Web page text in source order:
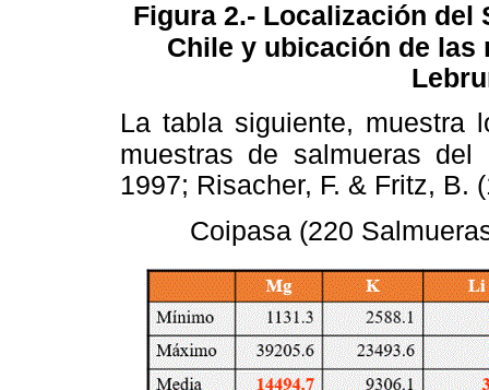
Figura 2.- Localización del
Chile y ubicación de las
La tabla siguiente, muestra
muestras de salmueras del
1997; Risacher, F. & Fritz, B.
Coipasa (220